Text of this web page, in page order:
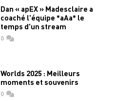
Dan « apEX » Madesclaire a
coaché l'équipe *aAa* le
temps d'un stream
0commentaires
Worlds 2025 : Meilleurs
moments et souvenirs
0commentaires